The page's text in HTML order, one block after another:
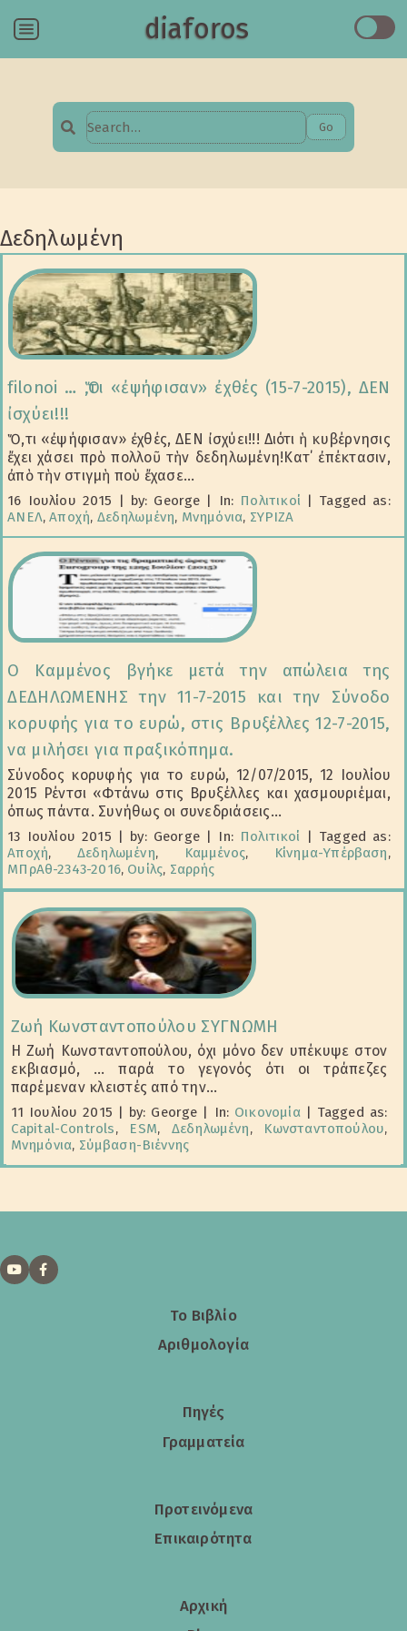
Menu diaforos
Search
Go
Δεδηλωμένη
filonoi … Ὅ,τι «ἐψήφισαν» ἐχθές (15-7-2015), ΔΕΝ
ἰσχύει!!!
Ὅ,τι «ἐψήφισαν» ἐχθές, ΔΕΝ ἰσχύει!!! Διότι ἡ κυβέρνησις
ἔχει χάσει πρὸ πολλοῦ τὴν δεδηλωμένη!Κατ΄ ἐπέκτασιν,
ἀπὸ τὴν στιγμὴ ποὺ ἔχασε...
16 Ιουλίου 2015 | by: George | In: Πολιτικοί | Tagged as:
ΑΝΕΛ,Αποχή, Δεδηλωμένη, Μνημόνια, ΣΥΡΙΖΑ
Ο Καμμένος βγήκε μετά την απώλεια της
ΔΕΔΗΛΩΜΕΝΗΣ την 11-7-2015 και την Σύνοδο
κορυφής για το ευρώ, στις Βρυξέλλες 12-7-2015,
να μιλήσει για πραξικόπημα.
Σύνοδος κορυφής για το ευρώ, 12/07/2015, 12 Ιουλίου
2015 Ρέντσι «Φτάνω στις Βρυξέλλες και χασμουριέμαι,
όπως πάντα. Συνήθως οι συνεδριάσεις...
13 Ιουλίου 2015 | by: George| In: Πολιτικοί | Tagged as:
Αποχή, Δεδηλωμένη, Καμμένος, Κίνημα-Υπέρβαση,
ΜΠρΑθ-2343-2016, Ουίλς, Σαρρής
Ζωή Κωνσταντοπούλου ΣΥΓΝΩΜΗ
Η Ζωή Κωνσταντοπούλου, όχι μόνο δεν υπέκυψε στον
εκβιασμό, ... παρά το γεγονός ότι οι τράπεζες
παρέμεναν κλειστές από την...
11 Ιουλίου 2015 by: George In: Οικονομία| Tagged as:
Capital-Controls, ESM, Δεδηλωμένη, Κωνσταντοπούλου,
Μνημόνια, Σύμβαση-Βιέννης
Το Βιβλίο
Αριθμολογία
Πηγές
Γραμματεία
Προτεινόμενα
Επικαιρότητα
Αρχική